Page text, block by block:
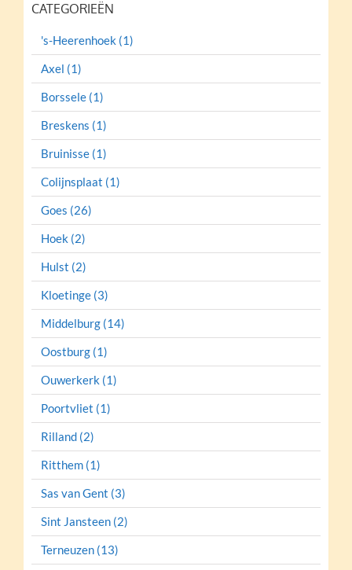
CATEGORIEËN
's-Heerenhoek (1)
Axel (1)
Borssele (1)
Breskens (1)
Bruinisse (1)
Colijnsplaat (1)
Goes (26)
Hoek (2)
Hulst (2)
Kloetinge (3)
Middelburg (14)
Oostburg (1)
Ouwerkerk (1)
Poortvliet (1)
Rilland (2)
Ritthem (1)
Sas van Gent (3)
Sint Jansteen (2)
Terneuzen (13)